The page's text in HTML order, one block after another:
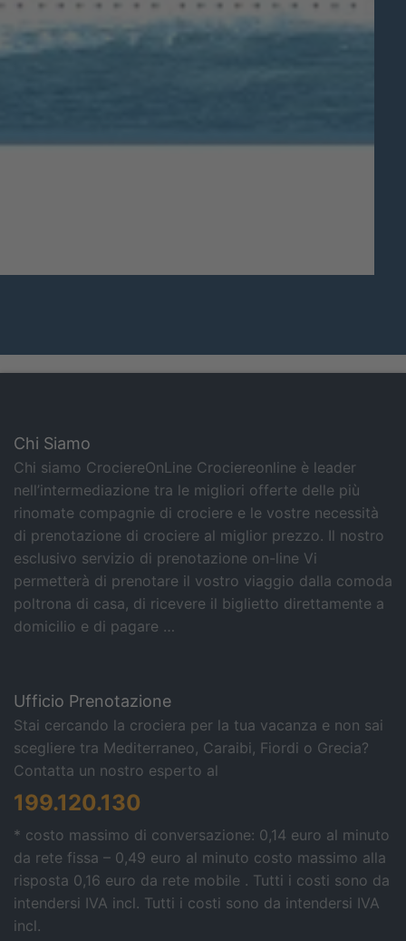
Chi Siamo
Chi siamo CrociereOnLine Crociereonline è leader
nell’intermediazione tra le migliori offerte delle più
rinomate compagnie di crociere e le vostre necessità
di prenotazione di crociere al miglior prezzo. Il nostro
esclusivo servizio di prenotazione on-line Vi
permetterà di prenotare il vostro viaggio dalla comoda
poltrona di casa, di ricevere il biglietto direttamente a
domicilio e di pagare …
Ufficio Prenotazione
Stai cercando la crociera per la tua vacanza e non sai
scegliere tra Mediterraneo, Caraibi, Fiordi o Grecia?
Contatta un nostro esperto al
199.120.130
* costo massimo di conversazione: 0,14 euro al minuto
da rete fissa – 0,49 euro al minuto costo massimo alla
risposta 0,16 euro da rete mobile . Tutti i costi sono da
intendersi IVA incl. Tutti i costi sono da intendersi IVA
incl.